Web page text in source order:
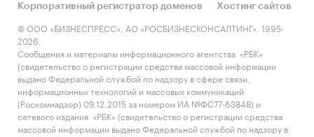
Корпоративный регистратор доменов
Хостинг сайтов
© ООО «БИЗНЕСПРЕСС», АО «РОСБИЗНЕСКОНСАЛТИНГ», 1995-
2026.
Сообщения и материалы информационного агентства «РБК»
(свидетельство о регистрации средства массовой информации
выдано Федеральной службой по надзору в сфере связи,
информационных технологий и массовых коммуникаций
(Роскомнадзор) 09.12.2015 за номером ИА №ФС77-63848) и
сетевого издания «РБК» (свидетельство о регистрации средства
массовой информации выдано Федеральной службой по надзору в